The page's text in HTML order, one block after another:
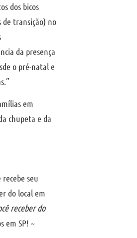
dos bicos
transição) no
da presença
o pré-natal e
em
chupeta e da
seu
do local em
receber do
em SP! ~